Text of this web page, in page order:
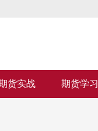
货实战 期货学习